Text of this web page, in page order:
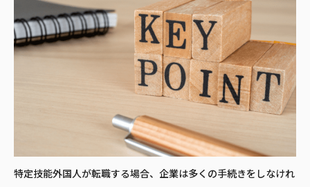
特定技能外国人が転職する場合、企業は多くの手続きをしなけれ